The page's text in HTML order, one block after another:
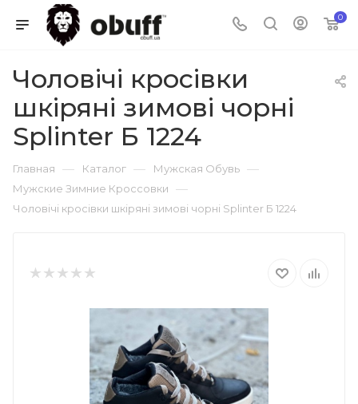
0
Чоловічі кросівки
шкіряні зимові чорні
Splinter Б 1224
Главная — Каталог — Мужская Обувь —
Мужские Зимние Кроссовки —
Чоловічі кросівки шкіряні зимові чорні Splinter Б 1224